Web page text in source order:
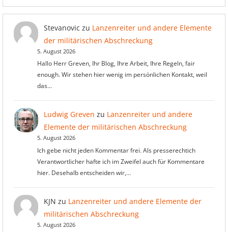
Stevanovic zu Lanzenreiter und andere Elemente
der militärischen Abschreckung
5. August 2026
Hallo Herr Greven, Ihr Blog, Ihre Arbeit, Ihre Regeln, fair
enough. Wir stehen hier wenig im persönlichen Kontakt, weil
das…
Ludwig Greven zu Lanzenreiter und andere
Elemente der militärischen Abschreckung
5. August 2026
Ich gebe nicht jeden Kommentar frei. Als presserechtich
Verantwortlicher hafte ich im Zweifel auch für Kommentare
hier. Desehalb entscheiden wir,…
KJN zu Lanzenreiter und andere Elemente der
militärischen Abschreckung
5. August 2026